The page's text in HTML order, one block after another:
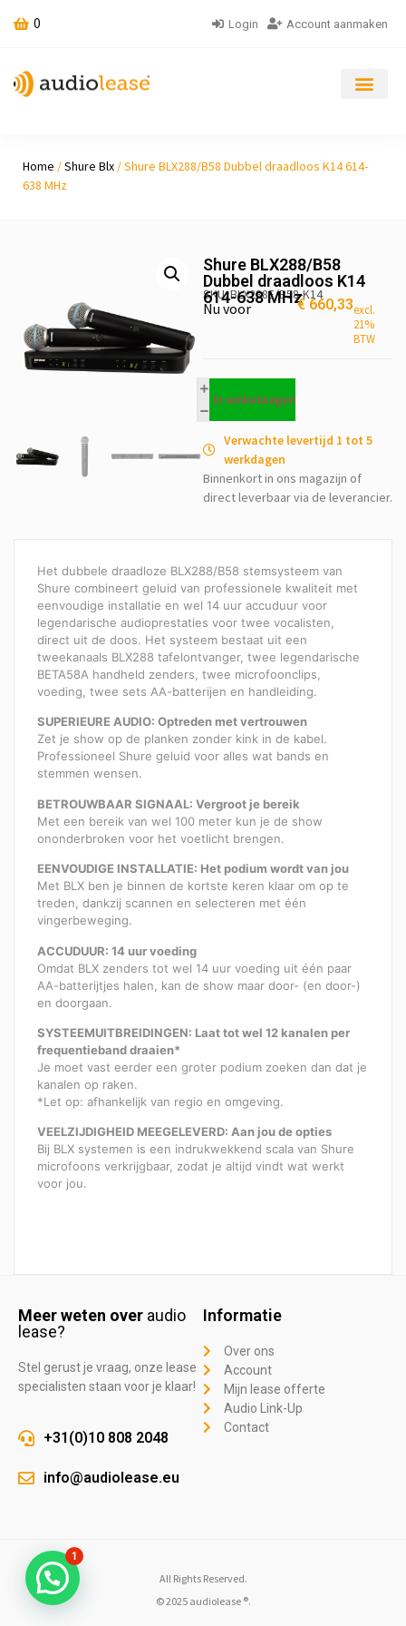
0 Login Account aanmaken
Home /Shure Blx / Shure BLX288/B58 Dubbel draadloos K14 614-
638 MHz
Shure BLX288/B58
Dubbel draadloos K14
614-638 MHz
SKU: BLX288E/B58-K14
Nu voor €660,33excl.
21%
BTW
In winkelwagen
Verwachte levertijd 1 tot 5
werkdagen
Binnenkort in ons magazijn of
direct leverbaar via de leverancier.
Het dubbele draadloze BLX288/B58 stemsysteem van
Shure combineert geluid van professionele kwaliteit met
eenvoudige installatie en wel 14 uur accuduur voor
legendarische audioprestaties voor twee vocalisten,
direct uit de doos. Het systeem bestaat uit een
tweekanaals BLX288 tafelontvanger, twee legendarische
BETA58A handheld zenders, twee microfoonclips,
voeding, twee sets AA-batterijen en handleiding.
SUPERIEURE AUDIO: Optreden met vertrouwen
Zet je show op de planken zonder kink in de kabel.
Professioneel Shure geluid voor alles wat bands en
stemmen wensen.
BETROUWBAAR SIGNAAL: Vergroot je bereik
Met een bereik van wel 100 meter kun je de show
ononderbroken voor het voetlicht brengen.
EENVOUDIGE INSTALLATIE: Het podium wordt van jou
Met BLX ben je binnen de kortste keren klaar om op te
treden, dankzij scannen en selecteren met één
vingerbeweging.
ACCUDUUR: 14 uur voeding
Omdat BLX zenders tot wel 14 uur voeding uit één paar
AA-batterijtjes halen, kan de show maar door- (en door-)
en doorgaan.
SYSTEEMUITBREIDINGEN: Laat tot wel 12 kanalen per
frequentieband draaien*
Je moet vast eerder een groter podium zoeken dan dat je
kanalen op raken.
*Let op: afhankelijk van regio en omgeving.
VEELZIJDIGHEID MEEGELEVERD: Aan jou de opties
Bij BLX systemen is een indrukwekkend scala van Shure
microfoons verkrijgbaar, zodat je altijd vindt wat werkt
voor jou.
Meer weten over audio
lease?
Stel gerust je vraag, onze lease
specialisten staan voor je klaar!
+31(0)10 808 2048
info@audiolease.eu
Informatie
Over ons
Account
Mijn lease offerte
Audio Link-Up
Contact
© 2025 audiolease ®.
All Rights Reserved.
1